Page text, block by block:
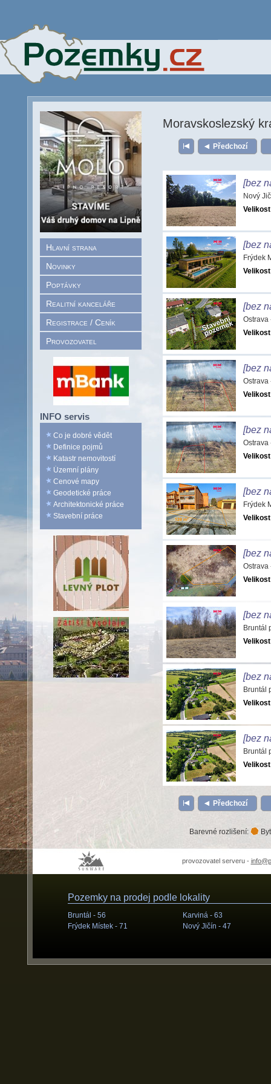
Hlavní strana
Novinky
Poptávky
Realitní kanceláře
Registrace / Ceník
Provozovatel
INFO servis
Co je dobré vědět
Definice pojmů
Katastr nemovitostí
Územní plány
Cenové mapy
Geodetické práce
Architektonické práce
Stavební práce
Moravskoslezský
Předchozí
[bez
Nový
[bez
Frýdek
[bez
Ostrava
[bez
Ostrava
[bez
Ostrava
[bez
Frýdek
[bez
Ostrava
[bez
Bruntál
[bez
Bruntál
[bez
Bruntál
Předchozí
Barevné rozlišení:
provozovatel serveru -
Pozemky na prodej podle lokality
Bruntál - 56
Frýdek Místek - 71
Karviná - 63
Nový Jičín - 47